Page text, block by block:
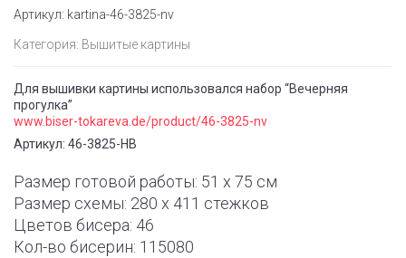
Артикул: kartina-46-3825-nv
Категория: Вышитые картины
Для вышивки картины использовался набор “Вечерняя
прогулка”
www.biser-tokareva.de/product/46-3825-nv
Артикул: 46-3825-НВ
Размер готовой работы: 51 x 75 см
Размер схемы: 280 x 411 стежков
Цветов бисера: 46
Кол-во бисерин: 115080